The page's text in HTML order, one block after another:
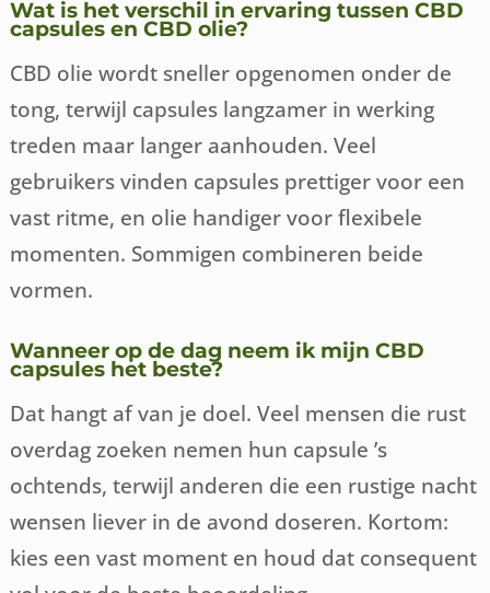
Wat is het verschil in ervaring tussen CBD
capsules en CBD olie?
CBD olie wordt sneller opgenomen onder de
tong, terwijl capsules langzamer in werking
treden maar langer aanhouden. Veel
gebruikers vinden capsules prettiger voor een
vast ritme, en olie handiger voor flexibele
momenten. Sommigen combineren beide
vormen.
Wanneer op de dag neem ik mijn CBD
capsules het beste?
Dat hangt af van je doel. Veel mensen die rust
overdag zoeken nemen hun capsule ’s
ochtends, terwijl anderen die een rustige nacht
wensen liever in de avond doseren. Kortom:
kies een vast moment en houd dat consequent